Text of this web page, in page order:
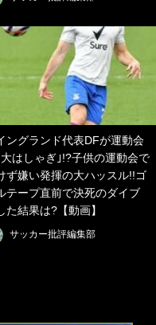
ングランド代表DFが運動会
はしゃぎ｣!?子供の運動会で
ず嫌い発揮の大ハッスル!!ゴ
テープ直前で決死のダイブ
た結果は?【動画】
サッカー批評編集部